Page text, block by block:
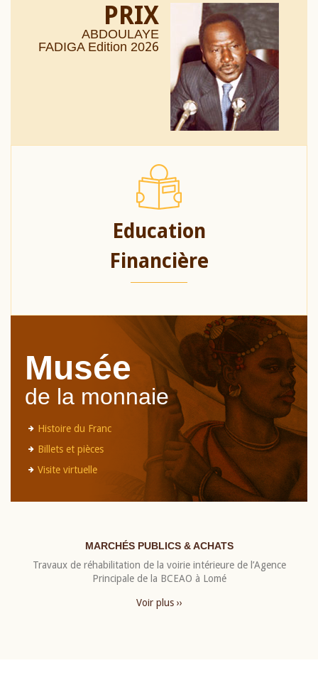
PRIX
ABDOULAYE
FADIGA Edition 2026
Education
Financière
Musée
de la monnaie
Histoire du Franc
Billets et pièces
Visite virtuelle
MARCHÉS PUBLICS & ACHATS
Travaux de réhabilitation de la voirie intérieure de l’Agence
Principale de la BCEAO à Lomé
Voir plus ››